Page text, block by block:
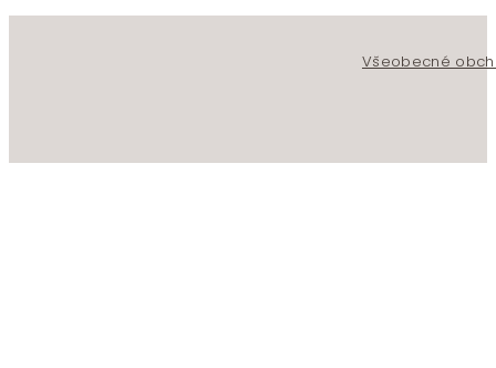
Všeobecné